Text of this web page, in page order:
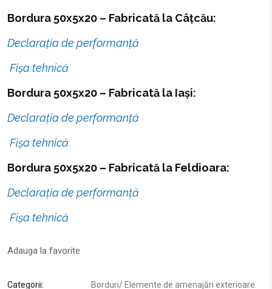
Bordura 50x5x20 – Fabricată la Câțcău:
Declarația de performanță
Fișa tehnică
Bordura 50x5x20 – Fabricată la Iași:
Declarația de performanță
Fișa tehnică
Bordura 50x5x20 – Fabricată la Feldioara:
Declarația de performanță
Fișa tehnică
Adauga la favorite
Categorii: Borduri/ Elemente de amenajări exterioare